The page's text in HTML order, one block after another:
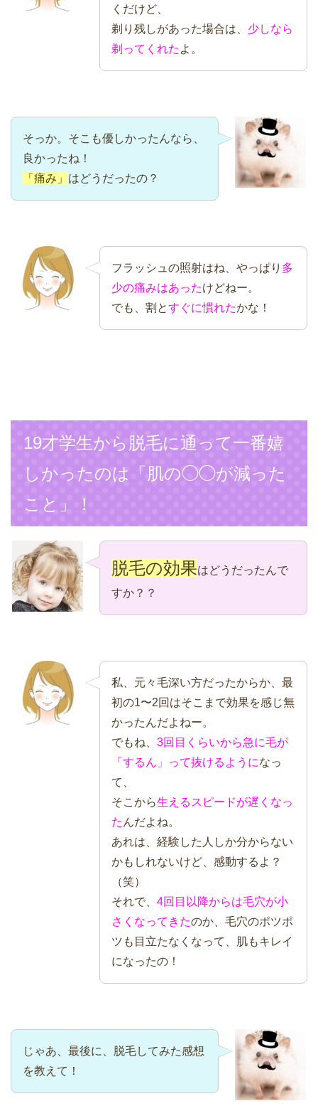
くだけど、
剃り残しがあった場合は、 少しなら
剃ってくれた よ。
そっか。そこも優しかったんなら、
良かったね！
「痛み」 はどうだったの？
フラッシュの照射はね、やっぱり 多
少の痛みはあったけどねー。
でも、割とすぐに慣れたかな！
19才学生から脱毛に通って一番嬉
しかったのは「肌の◯◯が減った
こと」！
脱毛の効果はどうだったんで
すか？？
私、元々毛深い方だったからか、最
初の1〜2回はそこまで効果を感じ無
かったんだよねー。
でもね、3回目くらいから急に毛が
「するん」って抜けるようになっ
て、
そこから生えるスピードが遅くなっ
た んだよね。
あれは、経験した人しか分からない
かもしれないけど、感動するよ？
（笑）
それで、4回目以降からは毛穴が小
さくなってきたのか、毛穴のポツポ
ツも目立たなくなって、肌もキレイ
になったの！
じゃあ、最後に、脱毛してみた感想
を教えて！